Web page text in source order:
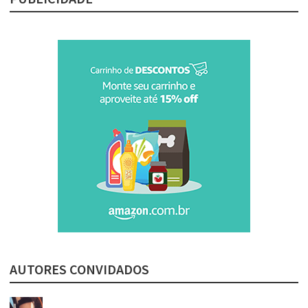
AUTORES CONVIDADOS